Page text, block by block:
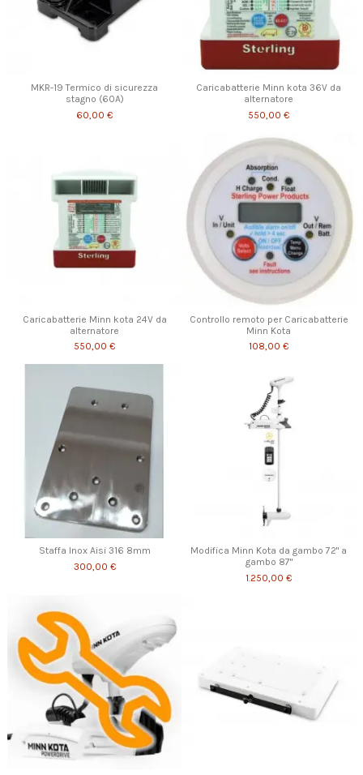
MKR-19 Termico di sicurezza
stagno (60A)
60,00 €
Caricabatterie Minn kota 36V da
alternatore
550,00 €
Caricabatterie Minn kota 24V da
alternatore
550,00 €
Controllo remoto per Caricabatterie
Minn Kota
108,00 €
Staffa Inox Aisi 316 8mm
300,00 €
Modifica Minn Kota da gambo 72" a
gambo 87"
1.250,00 €